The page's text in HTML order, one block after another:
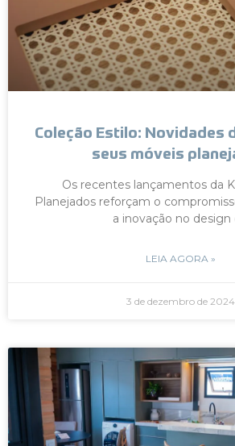
Coleção Estilo: Novidades
seus móveis
Os recentes lançamentos da
Planejados reforçam o
a inovação no design
LEIA AGORA »
3 de dezembro de 2024